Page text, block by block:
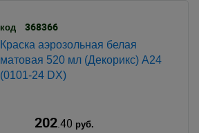
код 368366
Краска аэрозольная белая
матовая 520 мл (Декорикс) А24
(0101-24 DX)
202.40 руб.